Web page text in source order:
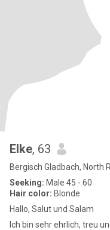
Elke, 63
Bergisch Gladbach, North
Seeking: Male 45 - 60
Hair color: Blonde
Hallo, Salut und Salam
Ich bin sehr ehrlich, treu